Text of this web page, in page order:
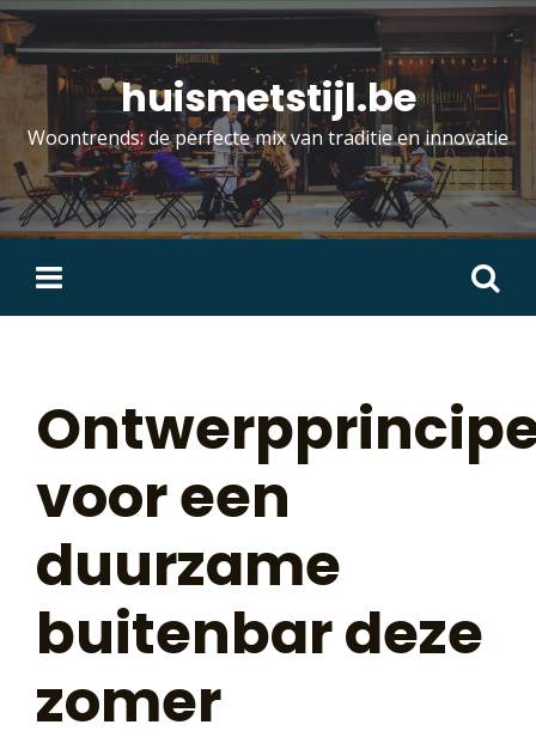
Skip
to
content
huismetstijl.be
Woontrends: de perfecte mix van traditie en innovatie
Zoeken
naar:
voor een
duurzame
buitenbar deze
zomer